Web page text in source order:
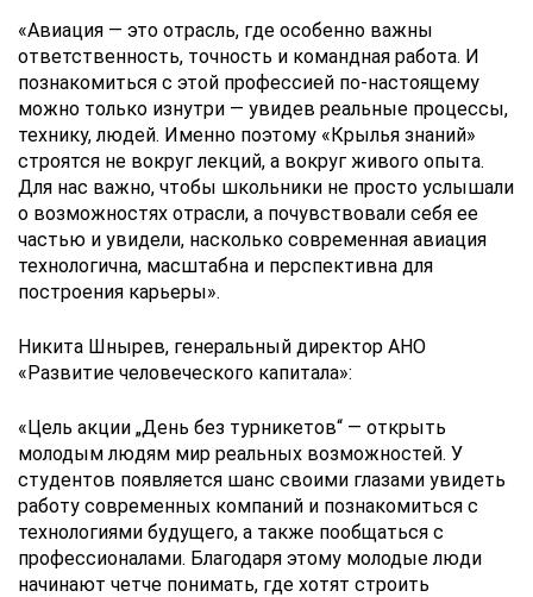
«Авиация — это отрасль, где особенно важны
ответственность, точность и командная работа. И
познакомиться с этой профессией по-настоящему
можно только изнутри — увидев реальные процессы,
технику, людей. Именно поэтому «Крылья знаний»
строятся не вокруг лекций, а вокруг живого опыта.
Для нас важно, чтобы школьники не просто услышали
о возможностях отрасли, а почувствовали себя ее
частью и увидели, насколько современная авиация
технологична, масштабна и перспективна для
построения карьеры».
Никита Шнырев, генеральный директор АНО
«Развитие человеческого капитала»:
«Цель акции „День без турникетов“ — открыть
молодым людям мир реальных возможностей. У
студентов появляется шанс своими глазами увидеть
работу современных компаний и познакомиться с
технологиями будущего, а также пообщаться с
профессионалами. Благодаря этому молодые люди
начинают четче понимать, где хотят строить